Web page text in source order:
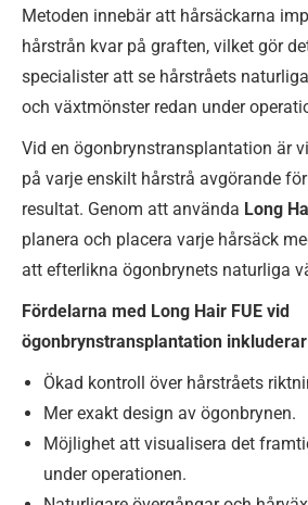
Metoden innebär att hårsäckarna
hårstrån kvar på graften, vilket gör
specialister att se hårstråets
och växtmönster redan under
Vid en ögonbrynstransplantation är
på varje enskilt hårstrå avgörande
resultat. Genom att använda Long
planera och placera varje hårsäck
att efterlikna ögonbrynets naturliga
Fördelarna med Long Hair FUE vid
ögonbrynstransplantation
Ökad kontroll över hårstråets
Mer exakt design av ögonbrynen.
Möjlighet att visualisera det
under operationen.